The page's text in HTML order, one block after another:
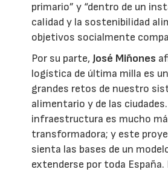
primario” y “dentro de un
calidad y la sostenibilidad
objetivos socialmente
Por su parte, José Miñones
logística de última milla es
grandes retos de nuestro
alimentario y de las
infraestructura es mucho
transformadora; y este
sienta las bases de un
extenderse por toda